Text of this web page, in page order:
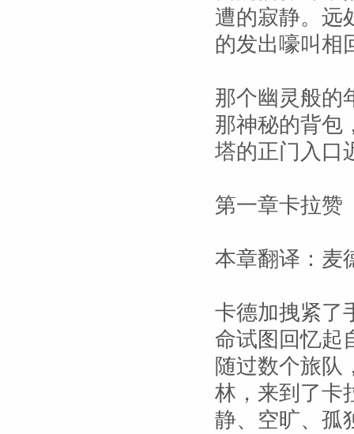
遭的寂静。远
的发出嚎叫相
那个幽灵般的
那神秘的背包
塔的正门入口
第一章卡拉赞
本章翻译：麦
卡德加拽紧了
命试图回忆起
随过数个旅队
林，来到了卡
静、空旷、孤